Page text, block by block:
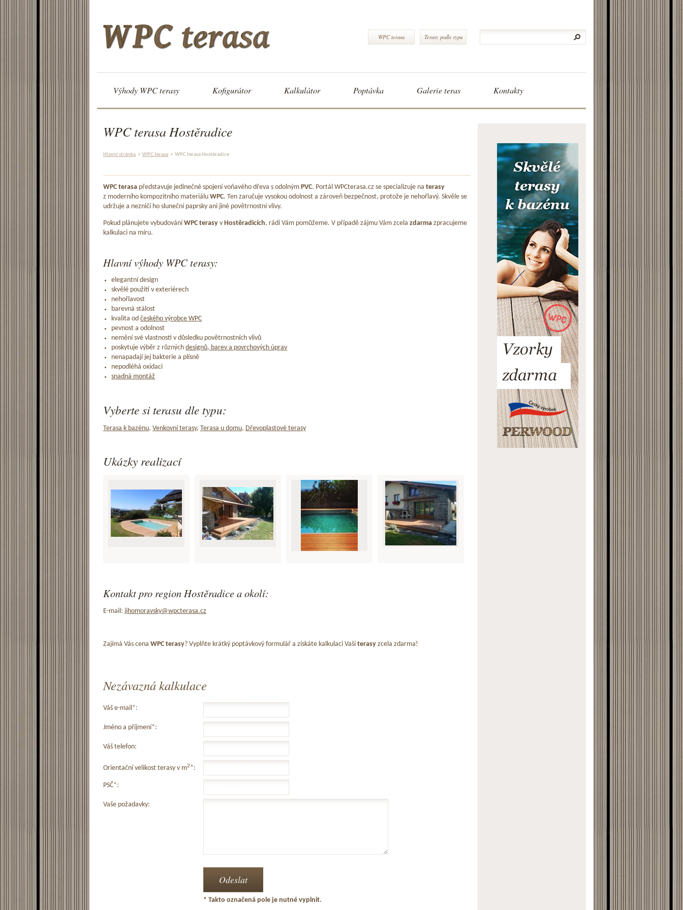
WPC terasa Terasy podle typu
Výhody WPC terasy Kofigurátor Kalkulátor Poptávka Galerie teras Kontakty
WPC terasa Hostěradice
Hlavní stránka > WPC terasa > WPC terasa Hostěradice
WPC terasa představuje jedinečné spojení voňavého dřeva s odolným PVC. Portál WPCterasa.cz se specializuje na terasy
z moderního kompozitního materiálu WPC. Ten zaručuje vysokou odolnost a zároveň bezpečnost, protože je nehořlavý. Skvěle se
udržuje a nezničí ho sluneční paprsky ani jiné povětrnostní vlivy.
Pokud plánujete vybudování WPC terasy v Hostěradicích, rádi Vám pomůžeme. V případě zájmu Vám zcela zdarma zpracujeme
kalkulaci na míru.
Hlavní výhody WPC terasy:
elegantní design
skvělé použití v exteriérech
nehořlavost
barevná stálost
kvalita odčeského výrobce WPC
pevnost a odolnost
nemění své vlastnosti v důsledku povětrnostních vlivů
poskytuje výběr z různýchdesignů, barev a povrchových úprav
nenapadají jej bakterie a plísně
nepodléhá oxidaci
snadná montáž
Vyberte si terasu dle typu:
Terasa k bazénu, Venkovní terasy, Terasa u domu, Dřevoplastové terasy
Ukázky realizací
Kontakt pro region Hostěradice a okolí:
E-mail: jihomoravsky@wpcterasa.cz
Zajímá Vás cena WPC terasy? Vyplňte krátký poptávkový formulář a získáte kalkulaci Vaší terasy zcela zdarma!
Nezávazná kalkulace
Váš e-mail*:
Jméno a příjmení*:
Váš telefon:
Orientační velikost terasy v m2*:
PSČ*:
Vaše požadavky:
* Takto označená pole je nutné vyplnit.